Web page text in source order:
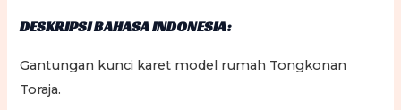
DESKRIPSI BAHASA INDONESIA:
Gantungan kunci karet model rumah Tongkonan
Toraja.